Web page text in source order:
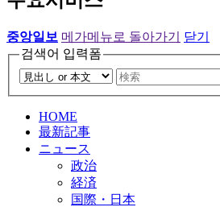
중앙일보 메가메뉴로 돌아가기
닫기
검색어 입력폼
HOME
最新記事
ニュース
政治
経済
国際・日本